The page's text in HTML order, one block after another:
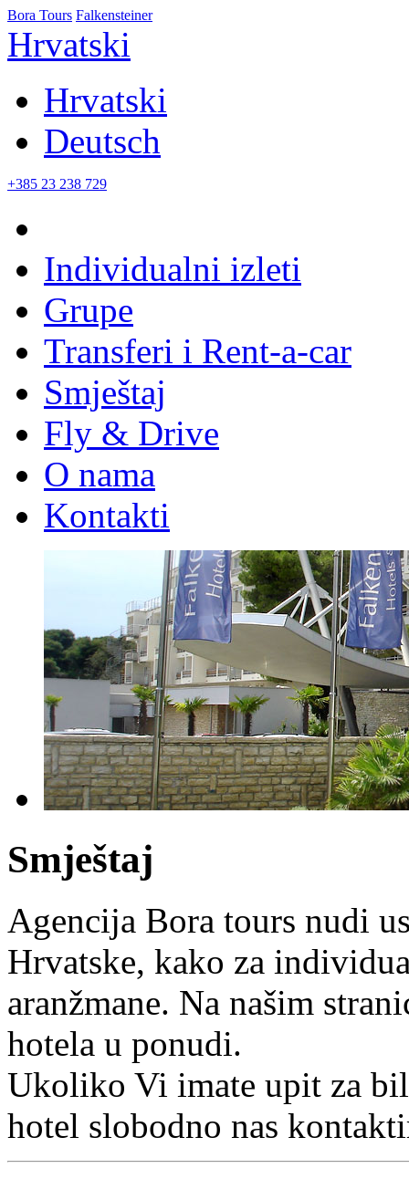
Bora Tours Falkensteiner
Hrvatski
Hrvatski
Deutsch
+385 23 238 729
Individualni izleti
Grupe
Transferi i Rent-a-car
Smještaj
Fly & Drive
O nama
Kontakti
Smještaj
Agencija Bora tours nudi
Hrvatske, kako za
aranžmane. Na našim
hotela u ponudi.
Ukoliko Vi imate upit za
hotel slobodno nas